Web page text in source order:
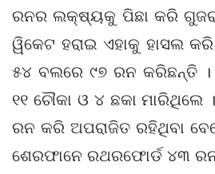
ରନର ଲକ୍ଷ୍ୟକୁ ପିଛା କରି
ୱିକେଟ ହରାଇ ଏହାକୁ ହାସଲ
୫୪ ବଲରେ ୯୭ ରନ କରିଛନ୍ତି ।
୧୧ ଚୌକା ଓ ୪ ଛକା ମାରିଥିଲେ
ରନ କରି ଅପରାଜିତ ରହିଥିବା
ଶେରଫାନେ ରଥରଫୋର୍ଡ ୪୩